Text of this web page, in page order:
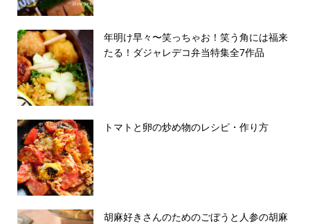
年明け早々〜笑っちゃお！笑う角には福来
たる！ダジャレデコ弁当特集全7作品
トマトと卵の炒め物のレシピ・作り方
胡麻好きさんのためのごぼうと人参の胡麻